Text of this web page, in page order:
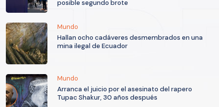
posible segundo brote
Mundo
Hallan ocho cadáveres desmembrados en una
mina ilegal de Ecuador
Mundo
Arranca el juicio por el asesinato del rapero
Tupac Shakur, 30 años después